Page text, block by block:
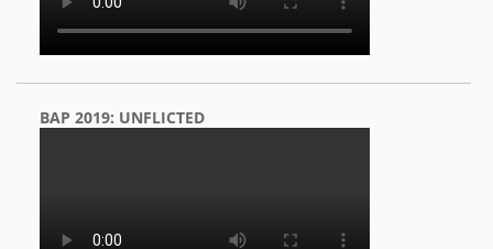
BAP 2019: UNFLICTED